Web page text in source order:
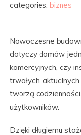
categories: biznes
Nowoczesne
dotyczy domów
komercyjnych, czy
trwałych,
tworzą
użytkowników.
Dzięki długiemu